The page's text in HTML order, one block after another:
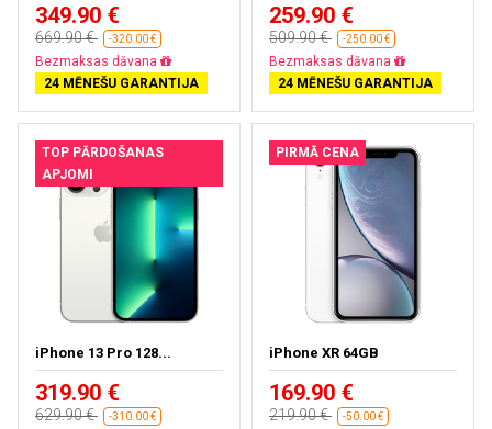
349.90 €
669.90 € -320.00 €
Bezmaksas piegāde
24 MĒNEŠU GARANTIJA
259.90 €
509.90 € -250.00 €
Bezmaksas piegāde
24 MĒNEŠU GARANTIJA
TOP PĀRDOŠANAS
APJOMI
iPhone 13 Pro 128...
319.90 €
629.90 € -310.00 €
PIRMĀ CENA
iPhone XR 64GB
169.90 €
219.90 € -50.00 €